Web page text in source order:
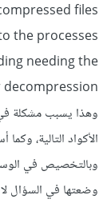
files
the processes
needing the
وهذا يسبب مشكلة في
وبالتخصيص في
وضعتها في السؤال لا